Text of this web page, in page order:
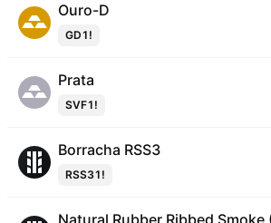
Ouro-D
GD1!
Prata
SVF1!
Borracha RSS3
RSS31!